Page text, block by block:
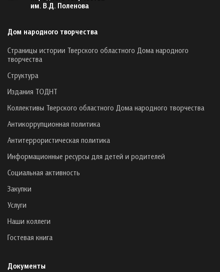
им. В.Д. Поленова
Дом народного творчества
Страницы истории Тверского областного Дома народного
творчества
Структура
Издания ТОДНТ
Коллективы Тверского областного Дома народного творчества
Антикоррупционная политика
Антитеррористическая политика
Информационные ресурсы для детей и родителей
Социальная активность
Закупки
Услуги
Наши коллеги
Гостевая книга
Документы